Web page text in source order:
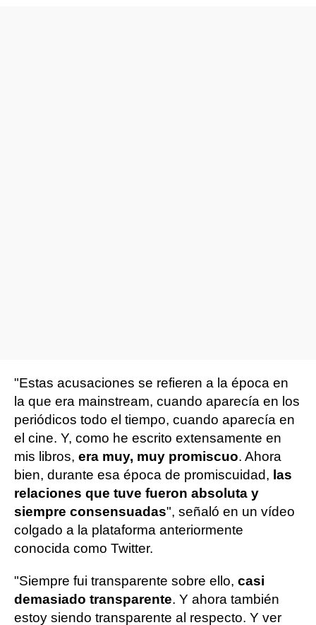
"Estas acusaciones se refieren a la época en
la que era mainstream, cuando aparecía en los
periódicos todo el tiempo, cuando aparecía en
el cine. Y, como he escrito extensamente en
mis libros, era muy, muy promiscuo. Ahora
bien, durante esa época de promiscuidad, las
relaciones que tuve fueron absoluta y
siempre consensuadas", señaló en un vídeo
colgado a la plataforma anteriormente
conocida como Twitter.
"Siempre fui transparente sobre ello, casi
demasiado transparente. Y ahora también
estoy siendo transparente al respecto. Y ver